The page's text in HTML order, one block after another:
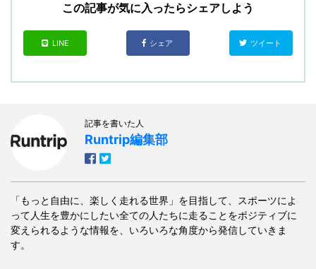
この記事が気に入ったらシェアしよう
LINE シェア ツイート
記事を書いた人
Runtrip編集部
「もっと自由に、楽しく走れる世界」を目指して、スポーツによ
って人生を豊かにしたい全ての人たちに走ることをポジティブに
変えられるような情報を、いろいろな角度から発信していきま
す。